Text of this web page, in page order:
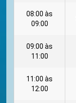
08:00 às
09:00
09:00 às
11:00
11:00 às
12:00